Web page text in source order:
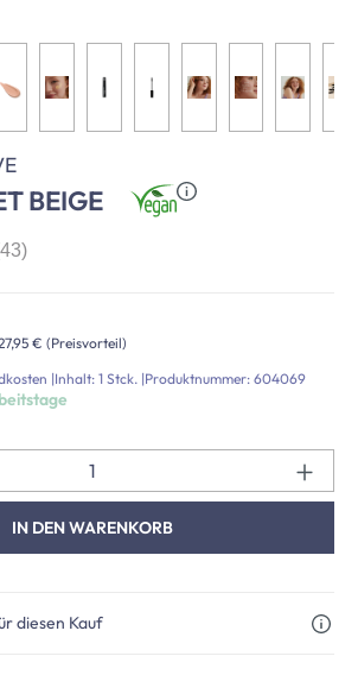
BEIGE
€ (Preisvorteil)
|Inhalt: 1 Stck. |Produktnummer: 604069
IN DEN WARENKORB
diesen Kauf